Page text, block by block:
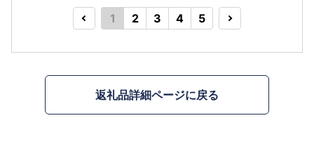
1 2 3 4 5
返礼品詳細ページに戻る